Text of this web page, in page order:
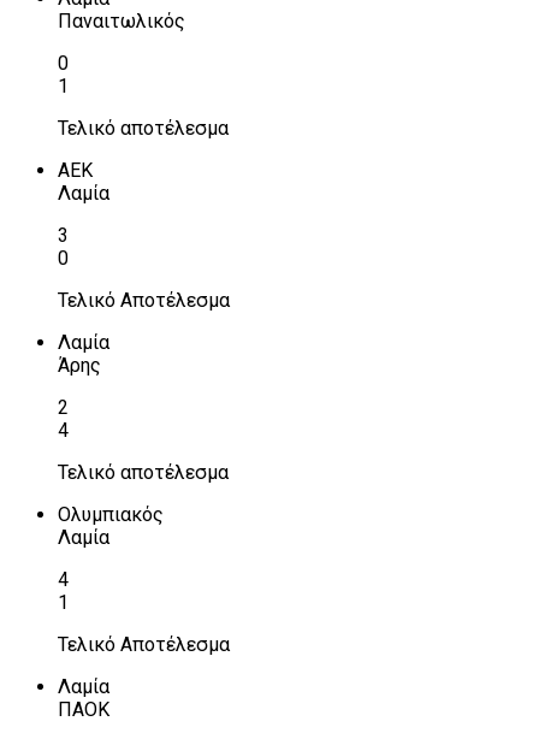
Παναιτωλικός
0
1
Τελικό αποτέλεσμα
ΑΕΚ
Λαμία
3
0
Τελικό Αποτέλεσμα
Λαμία
Άρης
2
4
Τελικό αποτέλεσμα
Ολυμπιακός
Λαμία
4
1
Τελικό Αποτέλεσμα
Λαμία
ΠΑΟΚ